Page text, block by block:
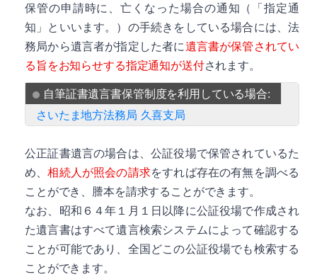
保管の申請時に、亡くなった場合の通知（「指定通
知」といいます。）の手続きをしている場合には、法
務局から遺言者が指定した者に遺言書が保管されてい
る旨をお知らせする指定通知が送付されます。
自筆証書遺言書保管制度を利用している場合:
さいたま地方法務局 久喜支局
公正証書遺言の場合は、公証役場で保管されているた
め、相続人が照会の請求をすれば存在の有無を調べる
ことができ、謄本を請求することができます。
なお、昭和６４年１月１日以降に公証役場で作成され
た遺言書はすべて遺言検索システムによって確認する
ことが可能であり、全国どこの公証役場でも検索する
ことができます。
詳細